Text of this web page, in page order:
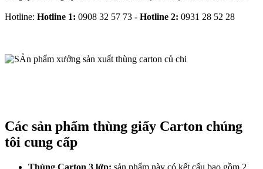
Hotline: Hotline 1: 0908 32 57 73 - Hotline 2: 0931 28 52 28
Các sản phẩm thùng giấy Carton chúng
tôi cung cấp